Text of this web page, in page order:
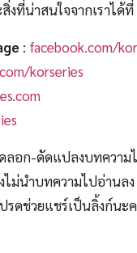
งที่น่าสนใจจากเราได้ที่
: facebook.com/
korseries
ลอก-ดัดแปลงบทความ
ไม่นำบทความไปอ่านลง
รดช่วยแชร์เป็นลิ้งก์นะ